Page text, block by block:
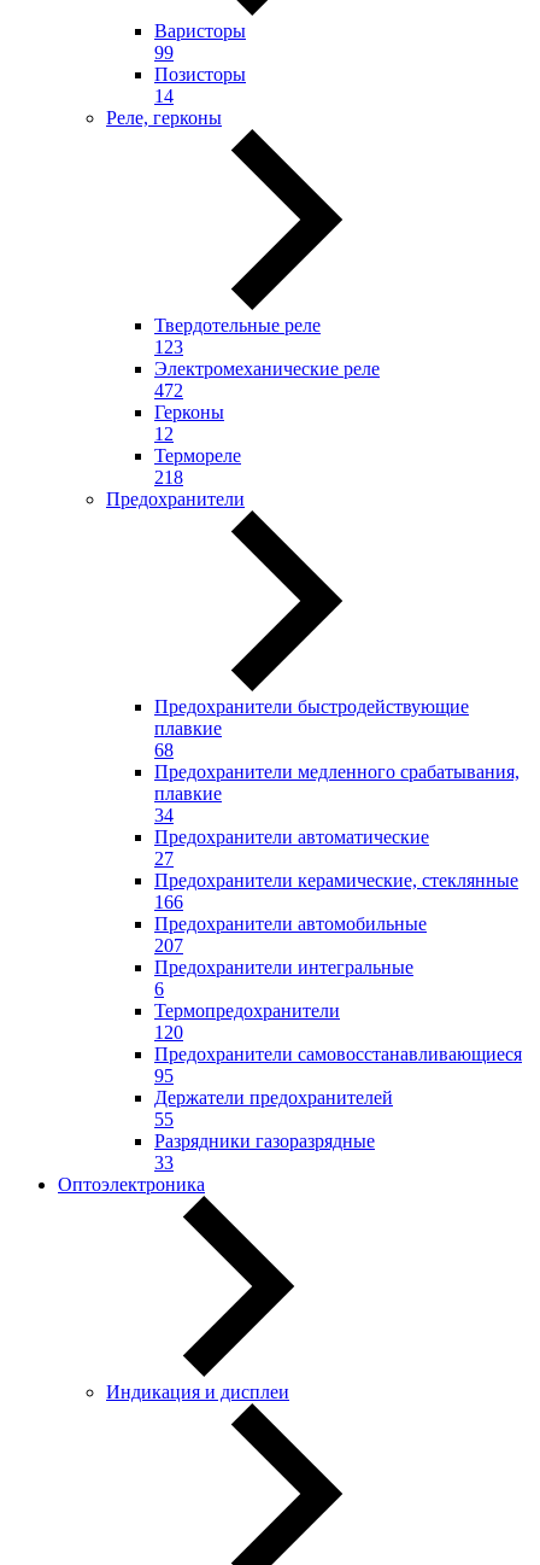
Варисторы
99
Позисторы
14
Реле, герконы
Твердотельные реле
123
Электромеханические реле
472
Герконы
12
Термореле
218
Предохранители
Предохранители быстродействующие
плавкие
68
Предохранители медленного срабатывания,
плавкие
34
Предохранители автоматические
27
Предохранители керамические, стеклянные
166
Предохранители автомобильные
207
Предохранители интегральные
6
Термопредохранители
120
Предохранители самовосстанавливающиеся
95
Держатели предохранителей
55
Разрядники газоразрядные
33
Оптоэлектроника
Индикация и дисплеи